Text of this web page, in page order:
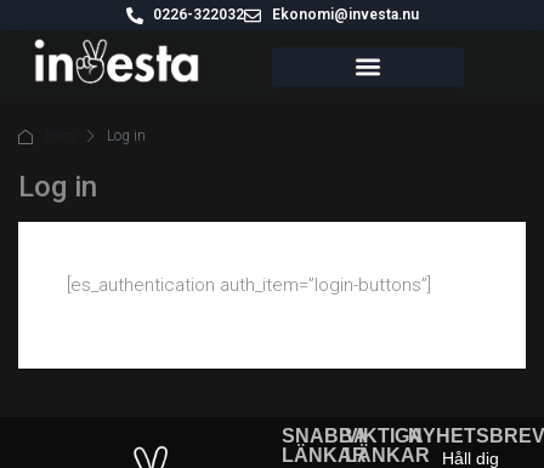
0226-322032 Ekonomi@investa.nu
Log in
Log in
[es_authentication auth_item=”login-buttons”]
SNABBA
LÄNKAR
VIKTIGA
LÄNKAR
NYHETSBREV
Håll dig